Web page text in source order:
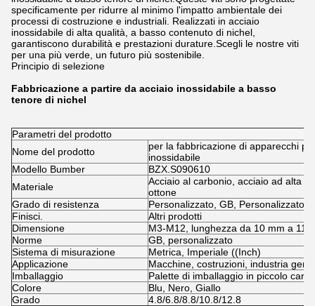
specificamente per ridurre al minimo l'impatto ambientale dei
processi di costruzione e industriali. Realizzati in acciaio
inossidabile di alta qualità, a basso contenuto di nichel,
garantiscono durabilità e prestazioni durature.Scegli le nostre viti
per una più verde, un futuro più sostenibile.
Principio di selezione
Fabbricazione a partire da acciaio inossidabile a basso
tenore di nichel
Parametri del prodotto
Nome del prodotto
per la fabbricazione di apparecchi
inossidabile
Modello Bumber
BZX.S090610
Materiale
Acciaio al carbonio, acciaio ad alta
ottone
Grado di resistenza
Personalizzato, GB, Personalizzato,
Finisci.
Altri prodotti
Dimensione
M3-M12, lunghezza da 10 mm a 110
Norme
GB, personalizzato
Sistema di misurazione
Metrica, Imperiale ((Inch)
Applicazione
Macchine, costruzioni, industria
Imballaggio
Palette di imballaggio in piccolo
Colore
Blu, Nero, Giallo
Grado
4.8/6.8/8.8/10.8/12.8